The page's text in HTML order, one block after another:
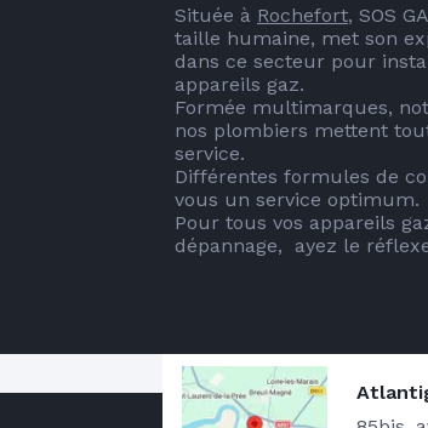
Située à Rochefort, SOS
taille humaine, met son
dans ce secteur pour
appareils gaz.
Formée multimarques,
nos plombiers mettent
service.
Différentes formules de
vous un service optimum.
Pour tous vos appareils
dépannage,  ayez le
Notre zone